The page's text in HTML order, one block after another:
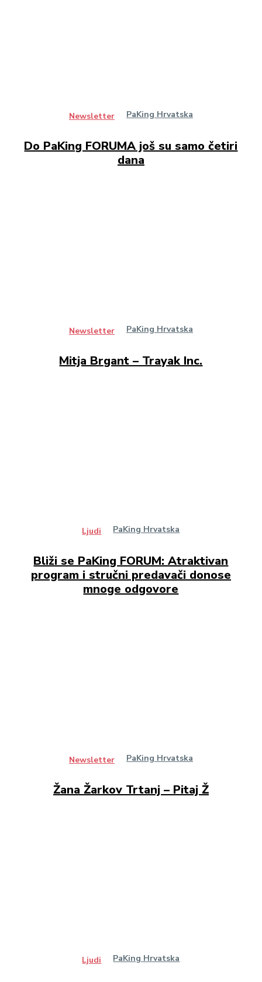
Newsletter PaKing Hrvatska
Do PaKing FORUMA još su samo četiri
dana
Newsletter PaKing Hrvatska
Mitja Brgant – Trayak Inc.
Ljudi PaKing Hrvatska
Bliži se PaKing FORUM: Atraktivan
program i stručni predavači donose
mnoge odgovore
Newsletter PaKing Hrvatska
Žana Žarkov Trtanj – Pitaj Ž
Ljudi PaKing Hrvatska